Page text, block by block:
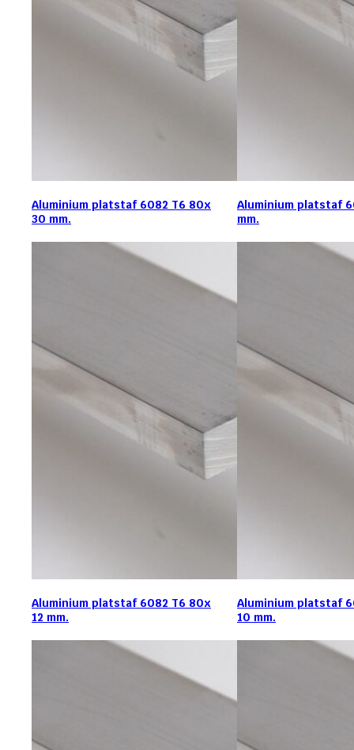
Aluminium platstaf 6082 T6 80x
30 mm.
Aluminium platstaf
mm.
Aluminium platstaf 6082 T6 80x
12 mm.
Aluminium platstaf
10 mm.